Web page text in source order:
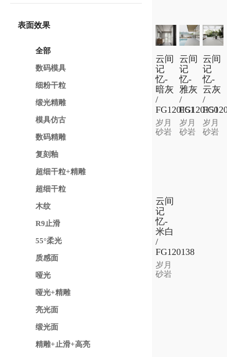
表面效果
全部
数码模具
细粉干粒
缎光精雕
模具仿古
数码精雕
复刻釉
超细干粒+精雕
超细干粒
木纹
R9止滑
55°柔光
质感面
哑光
哑光+精雕
亮光面
缎光面
精雕+止滑+高亮
云间
记
忆-
暗灰
/
FG120151
岁月
砂岩
云间
记
忆-
雅灰
/
FG120150
岁月
砂岩
云间
记
忆-
云灰
/
岁月
砂岩
云间
记
忆-
米白
/
FG120138
岁月
砂岩